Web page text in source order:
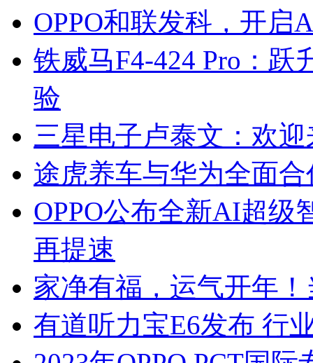
OPPO和联发科，开启
铁威马F4-424 Pro：
验
三星电子卢泰文：欢
途虎养车与华为全面
OPPO公布全新AI超级
再提速
家净有福，运气开年
有道听力宝E6发布 行